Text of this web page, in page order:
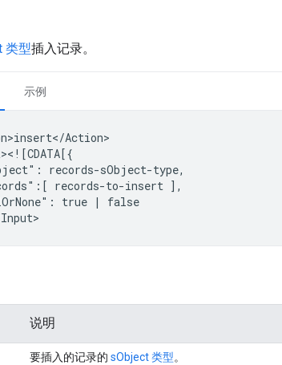
类型插入记录。
示例
Action>
records-to-insert
true |
false
说明
要插入的记录的 sObject 类型。